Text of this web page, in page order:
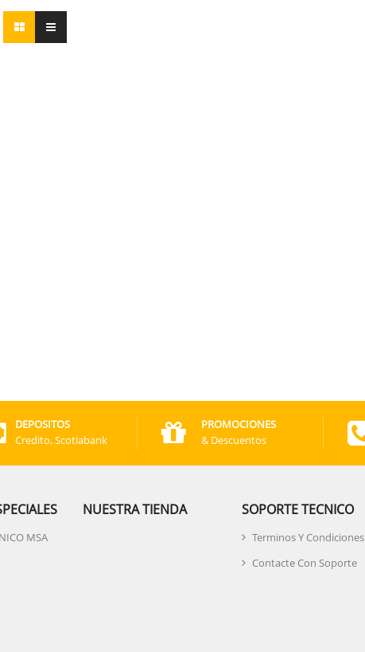
DEPOSITOS
Credito, Scotiabank
PROMOCIONES
& Descuentos
MSA
NUESTRA TIENDA SOPORTE TECNICO
Terminos Y Condiciones
Contacte Con Soporte